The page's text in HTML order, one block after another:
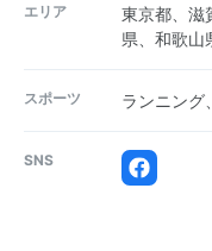
エリア
東京都、滋
県、和歌山
スポーツ ランニング
SNS